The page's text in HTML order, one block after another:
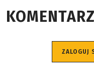
ZALOGUJ